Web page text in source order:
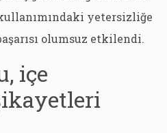
yetersizliğe
olumsuz etkilendi.
içe